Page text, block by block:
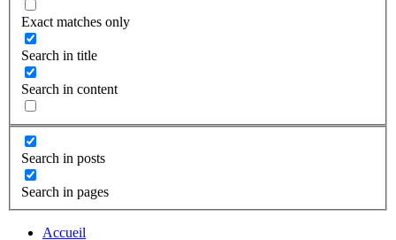
Exact matches only
Search in title
Search in content
Search in posts
Search in pages
Accueil